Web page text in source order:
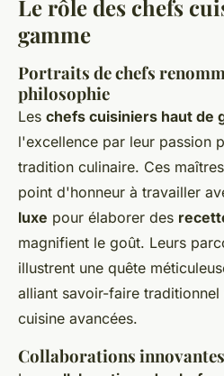
Le rôle des chefs
gamme
Portraits de chefs
philosophie
Les chefs cuisiniers haut de
l'excellence par leur passion
tradition culinaire. Ces
point d'honneur à travailler
luxe pour élaborer des
magnifient le goût. Leurs
illustrent une quête
alliant savoir-faire traditionnel
cuisine avancées.
Collaborations